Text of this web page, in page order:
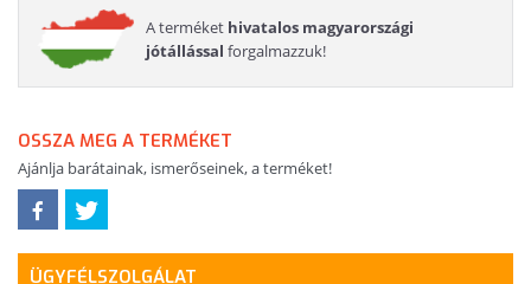
A terméket hivatalos magyarországi
jótállással forgalmazzuk!
OSSZA MEG A TERMÉKET
Ajánlja barátainak, ismerőseinek, a terméket!
ÜGYFÉLSZOLGÁLAT